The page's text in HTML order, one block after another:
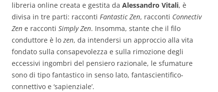
libreria online creata e gestita da Alessandro Vitali, è
divisa in tre parti: racconti Fantastic Zen, racconti Connectiv
Zen e racconti Simply Zen. Insomma, stante che il filo
conduttore è lo zen, da intendersi un approccio alla vita
fondato sulla consapevolezza e sulla rimozione degli
eccessivi ingombri del pensiero razionale, le sfumature
sono di tipo fantastico in senso lato, fantascientifico-
connettivo e ‘sapienziale’.